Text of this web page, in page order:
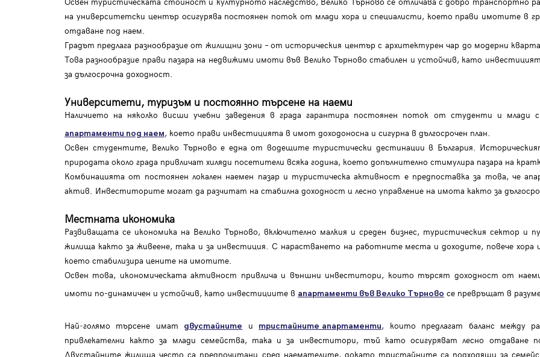
на университетски център осигурява постоянен поток от млади хора и специалисти, което прави имотите в
отдаване под наем.
Градът предлага разнообразие от жилищни зони – от историческия център с архитектурен чар до модерни
Това разнообразие прави пазара на недвижими имоти във Велико Търново стабилен и устойчив, като
за дългосрочна доходност.
Университети, туризъм и постоянно търсене на наеми
Наличието на няколко висши учебни заведения в града гарантира постоянен поток от студенти и млади
апартаменти под наем, което прави инвестицията в имот доходоносна и сигурна в дългосрочен план.
Освен студентите, Велико Търново е една от водещите туристически дестинации в България.
природата около града привличат хиляди посетители всяка година, което допълнително стимулира пазара на
Комбинацията от постоянен локален наемен пазар и туристическа активност е предпоставка за това, че
актив. Инвеститорите могат да разчитат на стабилна доходност и лесно управление на имота както за
Местната икономика
Развиващата се икономика на Велико Търново, включително малкия и среден бизнес, туристическия сектор и
жилища както за живеене, така и за инвестиция. С нарастването на работните места и доходите, повече
което стабилизира цените на имотите.
Освен това, икономическата активност привлича и външни инвеститори, които търсят доходност от
имоти по-динамичен и устойчив, като инвестициите в апартаменти във Велико Търново се превръщат в
Най‑голямо търсене имат двустайните и тристайните апартаменти, които предлагат баланс между
привлекателни както за млади семейства, така и за инвеститори, тъй като осигуряват лесно отдаване
Двустайните жилища често са предпочитани сред наемателите, докато тристайните са подходящи за